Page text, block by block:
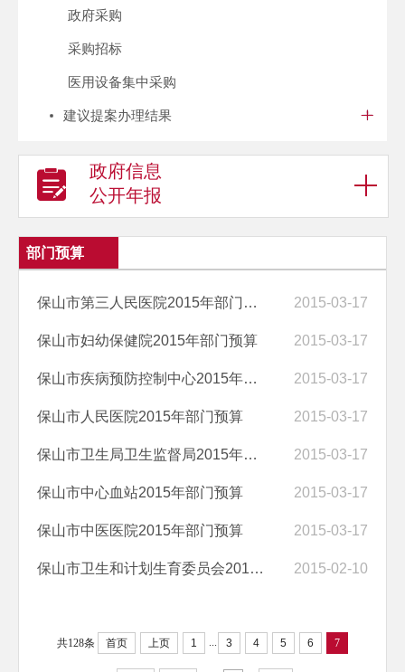
政府采购
采购招标
医用设备集中采购
建议提案办理结果
政府信息
公开年报
部门预算
保山市第三人民医院2015年部门预算 2015-03-17
保山市妇幼保健院2015年部门预算 2015-03-17
保山市疾病预防控制中心2015年部门预算 2015-03-17
保山市人民医院2015年部门预算 2015-03-17
保山市卫生局卫生监督局2015年部门预算 2015-03-17
保山市中心血站2015年部门预算 2015-03-17
保山市中医医院2015年部门预算 2015-03-17
保山市卫生和计划生育委员会2015年部门预算编制说明 2015-02-10
共128条 首页 上页 1 ... 3 4 5 6 7